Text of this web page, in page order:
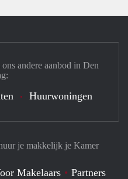
je makkelijk je Kamer
Makelaars
Partners
andere aanbod in Den
Huurwoningen